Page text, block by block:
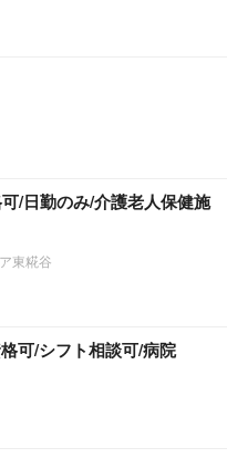
/日勤のみ/介護老人保健施
東糀谷
可/シフト相談可/病院